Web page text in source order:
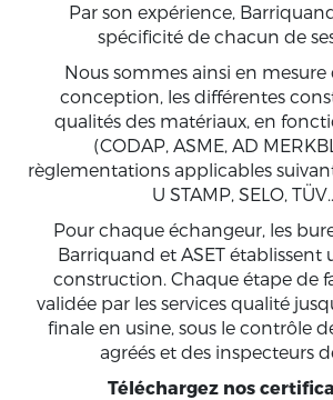
Par son expérience,
spécificité de chacun de
Nous sommes ainsi en mesure
conception, les différentes
qualités des matériaux, en
(CODAP, ASME, AD
règlementations applicables
U STAMP, SELO,
Pour chaque échangeur, les
Barriquand et ASET établissent
construction. Chaque étape de
validée par les services qualité
finale en usine, sous le contrôle
agréés et des inspecteurs
Téléchargez nos